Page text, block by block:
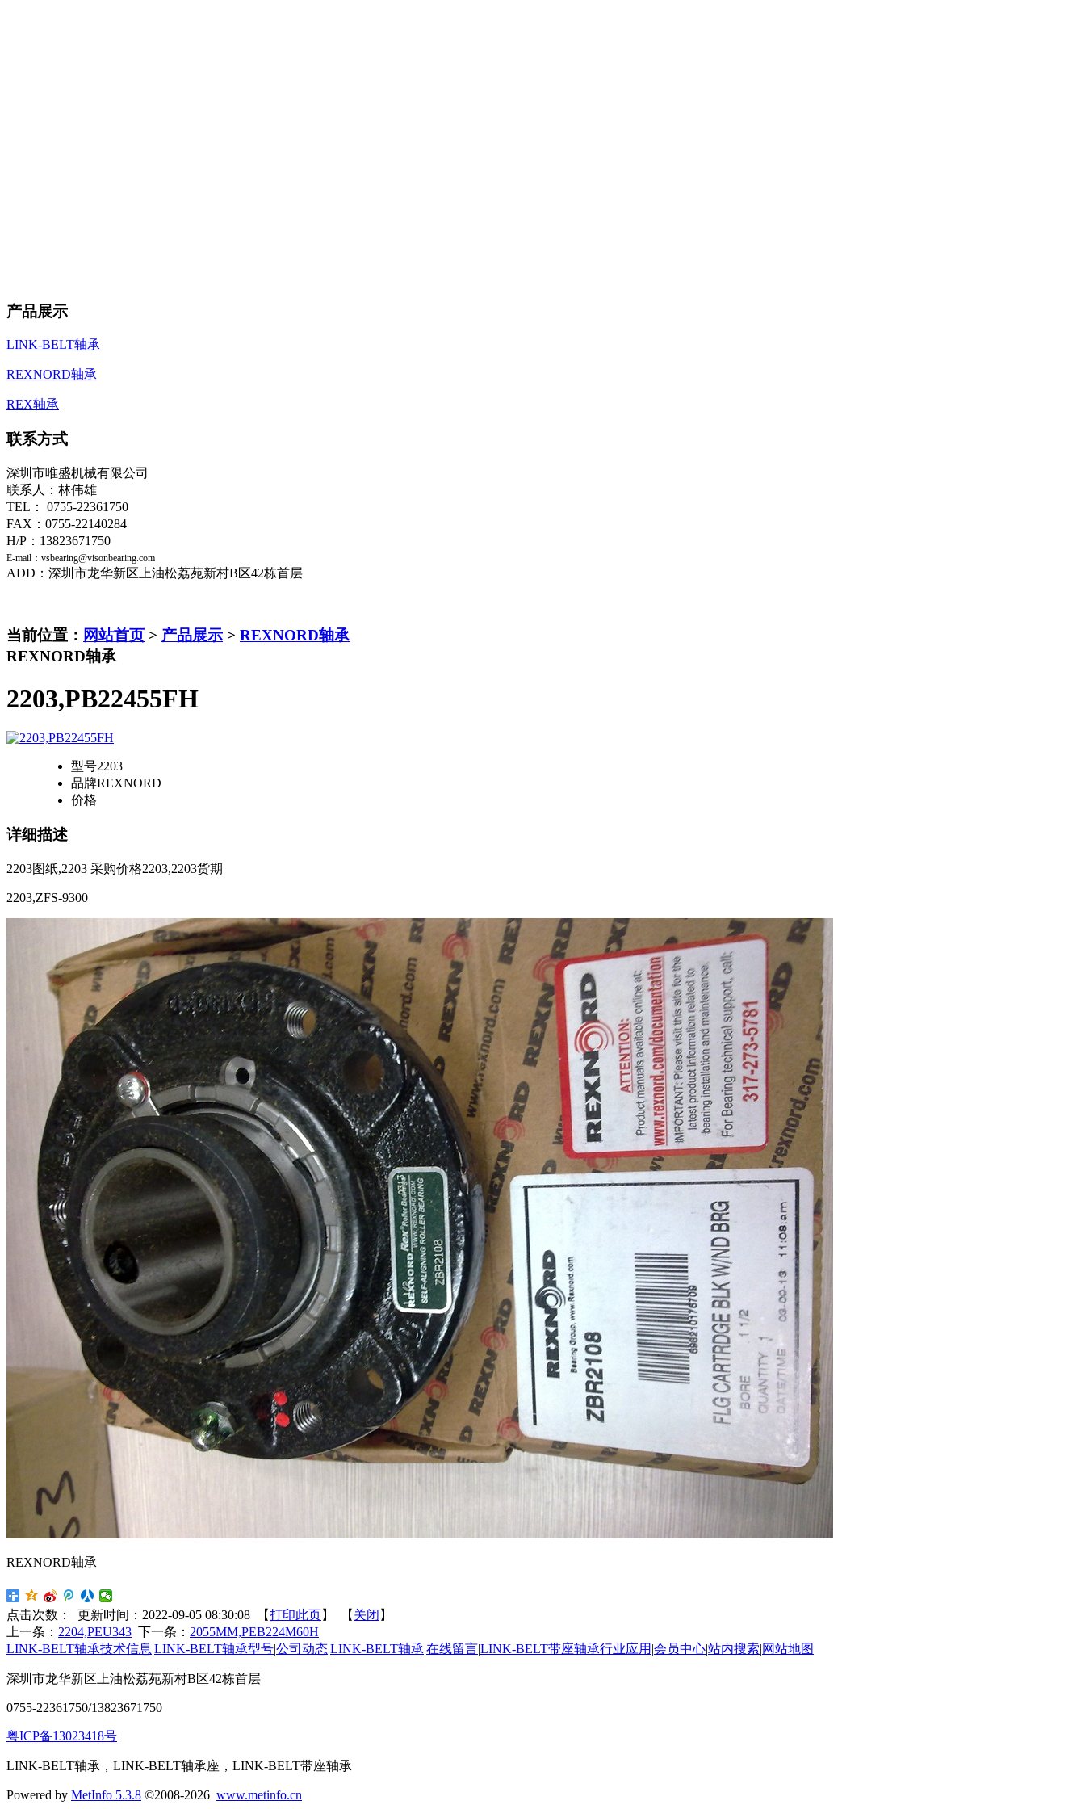
产品展示
LINK-BELT轴承
REXNORD轴承
REX轴承
联系方式
深圳市唯盛机械有限公司
联系人：林伟雄
TEL： 0755-22361750
FAX：0755-22140284
H/P：13823671750
E-mail：vsbearing@visonbearing.com
ADD：深圳市龙华新区上油松荔苑新村B区42栋首层
当前位置： 网站首页 > 产品展示 > REXNORD轴承
REXNORD轴承
2203,PB22455FH
型号2203
品牌REXNORD
价格
详细描述
2203图纸,2203 采购价格2203,2203货期
2203,ZFS-9300
REXNORD轴承
点击次数： 更新时间：2022-09-05 08:30:08 【打印此页】 【 关闭 】
上一条： 2204,PEU343 下一条： 2055MM,PEB224M60H
LINK-BELT轴承技术信息|LINK-BELT轴承型号|公司动态|LINK-BELT轴承|在线留言|LINK-BELT带座轴承行业应用 |会员中心|站内搜索|网站地图
深圳市龙华新区上油松荔苑新村B区42栋首层
0755-22361750/13823671750
粤ICP备13023418号
LINK-BELT轴承，LINK-BELT轴承座，LINK-BELT带座轴承
Powered by MetInfo 5.3.8 ©2008-2026 www.metinfo.cn